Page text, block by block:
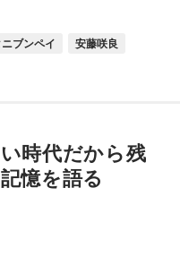
ブンペイ 安藤咲良
時代だから残
憶を語る